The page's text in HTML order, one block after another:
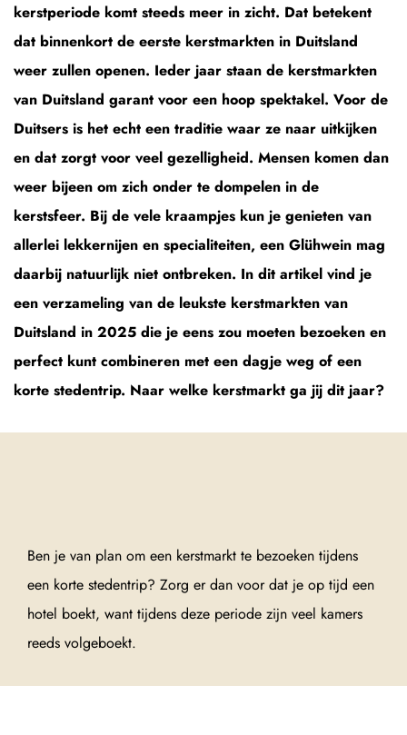
kerstperiode komt steeds meer in zicht. Dat betekent
dat binnenkort de eerste kerstmarkten in Duitsland
weer zullen openen. Ieder jaar staan de kerstmarkten
van Duitsland garant voor een hoop spektakel. Voor de
Duitsers is het echt een traditie waar ze naar uitkijken
en dat zorgt voor veel gezelligheid. Mensen komen dan
weer bijeen om zich onder te dompelen in de
kerstsfeer. Bij de vele kraampjes kun je genieten van
allerlei lekkernijen en specialiteiten, een Glühwein mag
daarbij natuurlijk niet ontbreken. In dit artikel vind je
een verzameling van de leukste kerstmarkten van
Duitsland in 2025 die je eens zou moeten bezoeken en
perfect kunt combineren met een dagje weg of een
korte stedentrip. Naar welke kerstmarkt ga jij dit jaar?
Ben je van plan om een kerstmarkt te bezoeken tijdens
een korte stedentrip? Zorg er dan voor dat je op tijd een
hotel boekt, want tijdens deze periode zijn veel kamers
reeds volgeboekt.